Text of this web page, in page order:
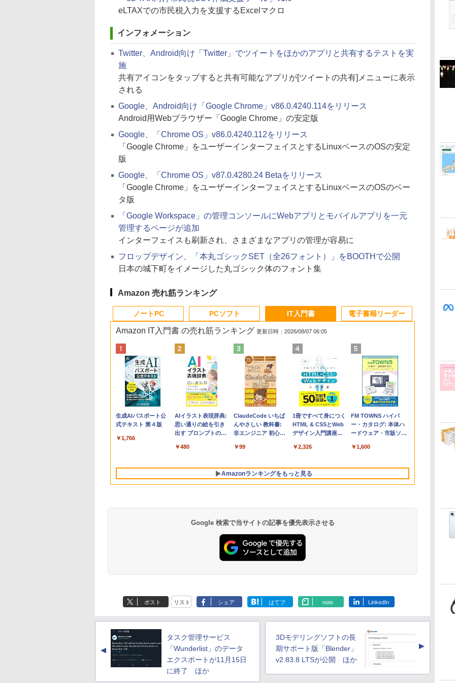
eLTAXでの市民税入力を支援するExcelマクロ
インフォメーション
Twitter、Android向け「Twitter」でツイートをほかのアプリと共有するテストを実
施
共有アイコンをタップすると共有可能なアプリが[ツイートの共有]メニューに表示
される
Google、Android向け「Google Chrome」v86.0.4240.114をリリース
Android用Webブラウザー「Google Chrome」の安定版
Google、「Chrome OS」v86.0.4240.112をリリース
「Google Chrome」をユーザーインターフェイスとするLinuxベースのOSの安定
版
Google、「Chrome OS」v87.0.4280.24 Betaをリリース
「Google Chrome」をユーザーインターフェイスとするLinuxベースのOSのベー
タ版
「Google Workspace」の管理コンソールにWebアプリとモバイルアプリを一元
管理するページが追加
インターフェイスも刷新され、さまざまなアプリの管理が容易に
フロップデザイン、「本丸ゴシックSET（全26フォント）」をBOOTHで公開
日本の城下町をイメージした丸ゴシック体のフォント集
Amazon 売れ筋ランキング
ノートPC
Apple 2026
MacBook Neo A18
ンチノートブック：
Retinaディスプレ
512GB SSD、1080p
tomtoc 360°保護
15.6 16インチ パソコ
ンケース Dell NEC
dynabook Lenovo
￥2,952
Apple 2026
MacBook Air M5チ
ップ搭載13インチノ
Apple Intelligence、
Retinaディスプレ
イ、24GBユニファイ
ドメモリ、1TB
イト + 3年延長
AppleCare+ for 13イ
ンチMacBook
Air(M5)|ダウンロー
ド版
￥347,600
【Amazon.co.jp限
定】 HP ノートパソ
コン 15-fd 15.6イン
512GB SSD インテ
￥129,800
FMV ノートパソコン
WE1-K3 (MS 365
Personal/Copilotキー
型/Core i5/16GB/SSD
FMVWK3E15W_AZ
￥123,400
PCソフト
Robloxギフトカード
- 800 Robux 【限定
を含む】 【オンライ
インコード版
Microsoft Office
Home & Business
2024(最新 永続版)|オ
版|Windows11、
￥39,582
Robloxギフトカード
- 2,000 Robux 【限
定バーチャルアイテ
インゲームコード】
ラインコード版
￥3,200
Robloxギフトカード
- 1000 Robux 【限定
バーチャルアイテム
ンゲームコード】 ロ
ンコード版
￥1,600
Windows版 |
Minecraft (マインクラ
フト): Java & Bedrock
ード版
￥3,600
IT入門書
Amazon IT入門書 の売れ筋ランキング 更新日時：2026/08/07 06:05
生成AIパスポート公
式テキスト 第４版
￥1,766
AIイラスト表現辞典:
思い通りの絵を引き
出す プロンプトの言
ズ (はぴーイラスト
￥480
ClaudeCode いちば
んやさしい 教科書:
非エンジニア 初心者
マニュアル AI副業に
もKindle出版にも！
非エンジニアのため
のAIコーディング入
￥99
1冊ですべて身につく
HTML & CSSとWeb
デザイン入門講座
￥2,326
FM TOWNS ハイパ
ー・カタログ: 本体ハ
ードウェア・市販ソフ
トリストと最新エミュ
￥1,600
Amazonランキングをもっと見る
電子書籍リーダー
7インチディスプレ
イ、色調調節ライ
テリー、広告なし、
ブラック
￥27,980
ない、大きな画面で
読みやすい、6週間持
チディスプレイ電子
ック、16GB、広告な
し
￥19,980
ション (32GB) 7イン
チディスプレイ、明
調節ライト、12週間
告なし、メタリック
ブラック
￥32,980
トレージ、防水、7イ
ンチカラーディスプ
ト、最大8週間持続バ
し、ブラック (2025
年発売)
￥39,980
インチカラーディスプ
レイ、64GBストレー
明るさ自動調整、色調
調節ライト、プレミア
ムペン付き、グラファ
イト
￥115,980
Google 検索で当サイトの記事を優先表示させる
ポスト リスト シェア はてブ note LinkedIn
▲
タスク管理サービス
「Wunderlist」のデータ
エクスポートが11月15日
に終了 ほか
3Dモデリングソフトの長
期サポート版「Blender」
v2.83.8 LTSが公開 ほか
▲